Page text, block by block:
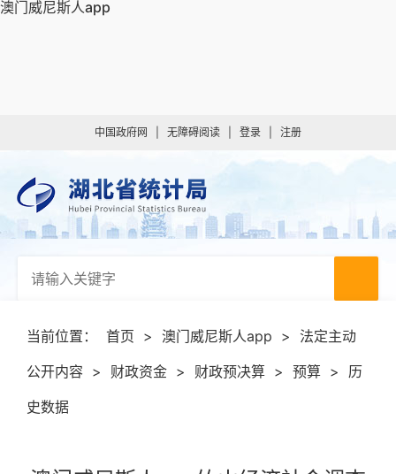
澳门威尼斯人app
中国政府网 无障碍阅读 登录 注册
当前位置： 首页 > 澳门威尼斯人app >
法定主动
公开内容 > 财政资金 > 财政预决算 > 预算 >
历
史数据